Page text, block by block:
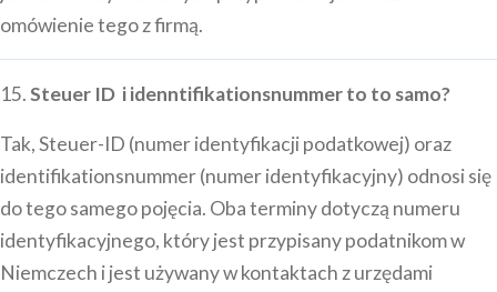
omówienie tego z firmą.
15.Steuer ID i idenntifikationsnummer to to samo?
Tak, Steuer-ID (numer identyfikacji podatkowej) oraz
identifikationsnummer (numer identyfikacyjny) odnosi się
do tego samego pojęcia. Oba terminy dotyczą numeru
identyfikacyjnego, który jest przypisany podatnikom w
Niemczech i jest używany w kontaktach z urzędami